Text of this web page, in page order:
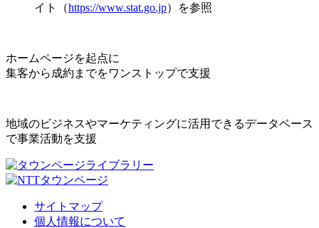
イト（https://www.stat.go.jp）を参照
ホームページを起点に
集客から成約までをワンストップで支援
地域のビジネスやマーケティングに活用できるデータベース
で事業活動を支援
サイトマップ
個人情報について